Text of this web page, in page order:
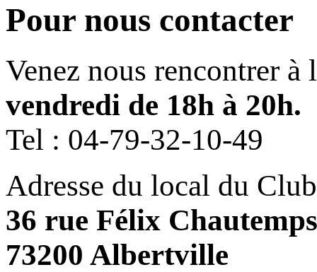
Pour nous contacter
Venez nous rencontrer à
vendredi de 18h à 20h.
Tel : 04-79-32-10-49
Adresse du local du
36 rue Félix Chautemps
73200 Albertville